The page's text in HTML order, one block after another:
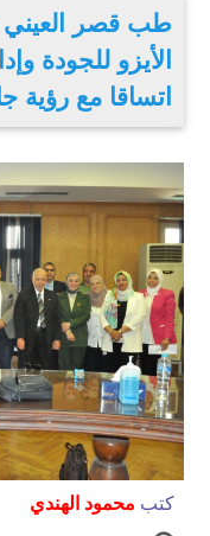
طب قصر
الأيزو للجودة
اتساقا مع رؤية
كتب محمود الهندي